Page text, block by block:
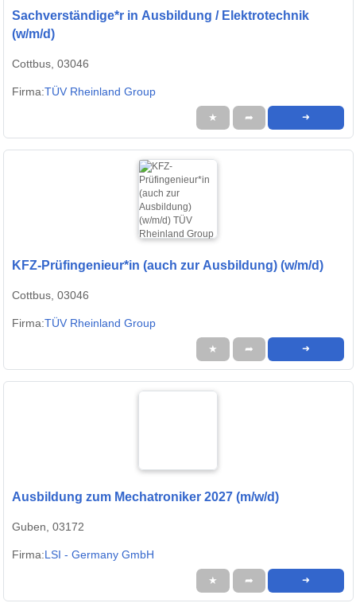
Sachverständige*r in Ausbildung / Elektrotechnik
(w/m/d)
Cottbus, 03046
Firma:TÜV Rheinland Group
★ ➦ ➜
KFZ-Prüfingenieur*in (auch zur Ausbildung) (w/m/d)
Cottbus, 03046
Firma:TÜV Rheinland Group
★ ➦ ➜
Ausbildung zum Mechatroniker 2027 (m/w/d)
Guben, 03172
Firma:LSI - Germany GmbH
★ ➦ ➜